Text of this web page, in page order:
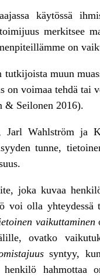
käytössä
merkitsee
on
tutkijoista muun
on voimaa tehdä tai
& Seilonen 2016).
Jarl Wahlström ja
tunne,
joka kuvaa
voi olla
vaikuttaminen
ovatko
syntyy, kun
hahmottaa